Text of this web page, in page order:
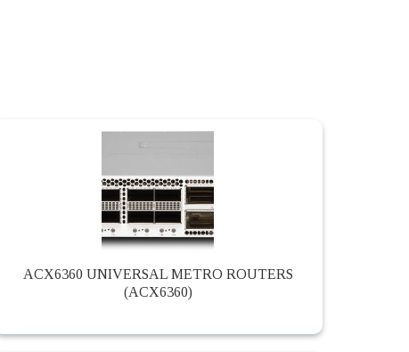
ACX6360 UNIVERSAL METRO ROUTERS
(ACX6360)